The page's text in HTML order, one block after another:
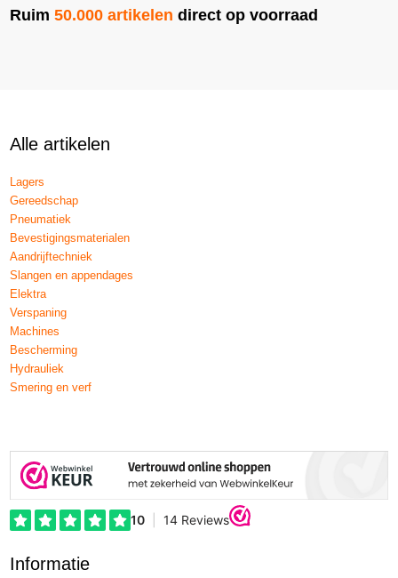
Ruim50.000 artikelen direct op voorraad
Alle artikelen
Lagers
Gereedschap
Pneumatiek
Bevestigingsmaterialen
Aandrijftechniek
Slangen en appendages
Elektra
Verspaning
Machines
Bescherming
Hydrauliek
Smering en verf
Informatie